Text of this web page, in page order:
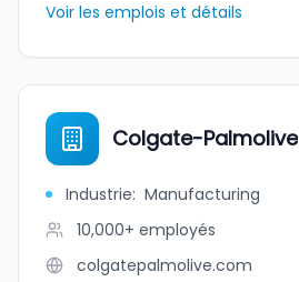
Voir les emplois et détails
Colgate-Palmolive
Industrie: Manufacturing
10,000+ employés
colgatepalmolive.com